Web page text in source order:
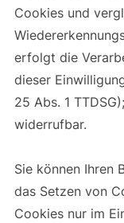
Cookies und
erfolgt die
dieser
25 Abs. 1
widerrufbar.
Sie können Ihren
das Setzen von
Cookies nur im